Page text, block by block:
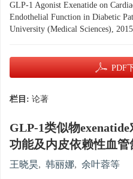
GLP-1 Agonist Exenatide on
Endothelial Function in Diabetic
University (Medical Sciences),
PDF
栏目: 论著
GLP-1类似物
功能及内皮依赖性血管
王晓昊, 韩丽娜, 余叶蓉等